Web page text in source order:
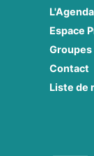
L'Agenda
Espace
Groupes
Contact
Liste de